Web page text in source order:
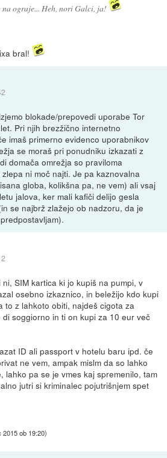
na ograje... Heh, nori Galci, ja!
bral!
blokade/prepovedi uporabe Tor
Pri njih brezžično internetno
imaš primerno evidenco uporabnikov
se moraš pri ponudniku izkazati z
domača omrežja so praviloma
ni moč najti. Je pa kaznovalna
globa, kolikšna pa, ne vem) ali vsaj
jalova, ker mali kafiči delijo gesla
se najbrž zlažejo ob nadzoru, da je
SIM kartica ki jo kupiš na pumpi, v
osebno izkaznico, in beležijo kdo kupi
to z lahkoto obiti, najdeš cigota za
di soggiorno in ti on kupi za 10 eur več
ID ali passport v hotelu baru ipd. če
ne vem, ampak mislm da so lahko
lahko pa se je vmes kaj spremenilo, tam
jutri si kriminalec pojutrišnjem spet
2015 ob 19:20)